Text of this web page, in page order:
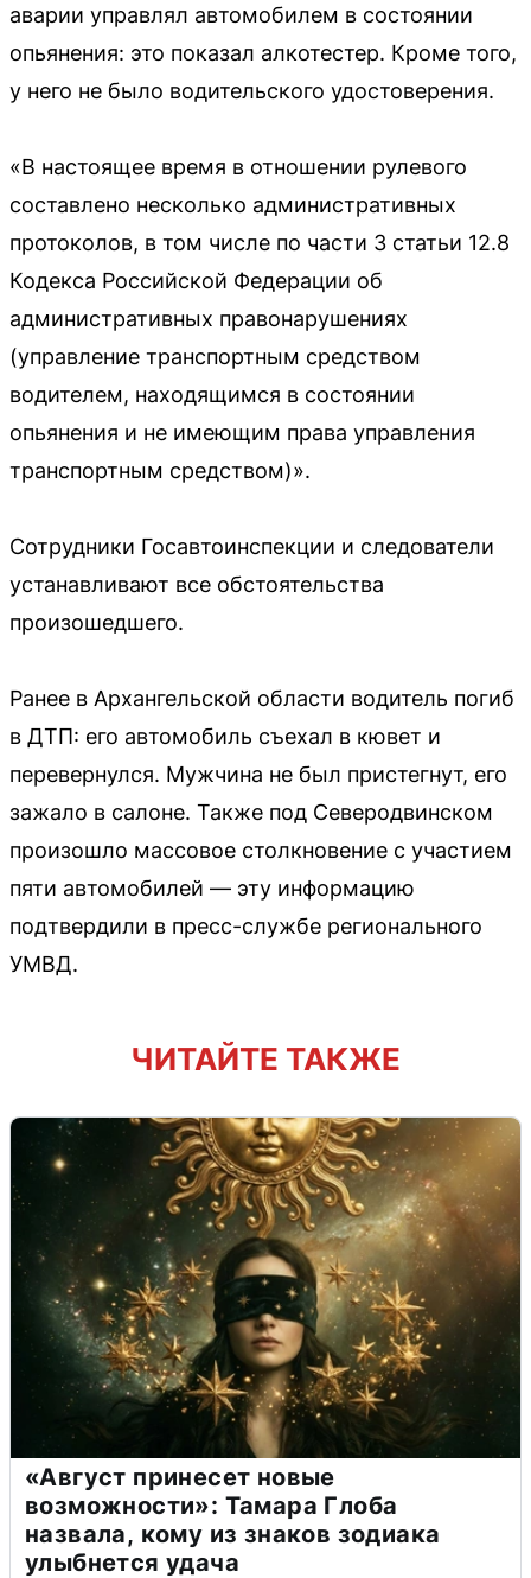
аварии управлял автомобилем в состоянии
опьянения: это показал алкотестер. Кроме того,
у него не было водительского удостоверения.
«В настоящее время в отношении рулевого
составлено несколько административных
протоколов, в том числе по части 3 статьи 12.8
Кодекса Российской Федерации об
административных правонарушениях
(управление транспортным средством
водителем, находящимся в состоянии
опьянения и не имеющим права управления
транспортным средством)».
Сотрудники Госавтоинспекции и следователи
устанавливают все обстоятельства
произошедшего.
Ранее в Архангельской области водитель погиб
в ДТП: его автомобиль съехал в кювет и
перевернулся. Мужчина не был пристегнут, его
зажало в салоне. Также под Северодвинском
произошло массовое столкновение с участием
пяти автомобилей — эту информацию
подтвердили в пресс-службе регионального
УМВД.
ЧИТАЙТЕ ТАКЖЕ
«Август принесет новые
возможности»: Тамара Глоба
назвала, кому из знаков зодиака
улыбнется удача